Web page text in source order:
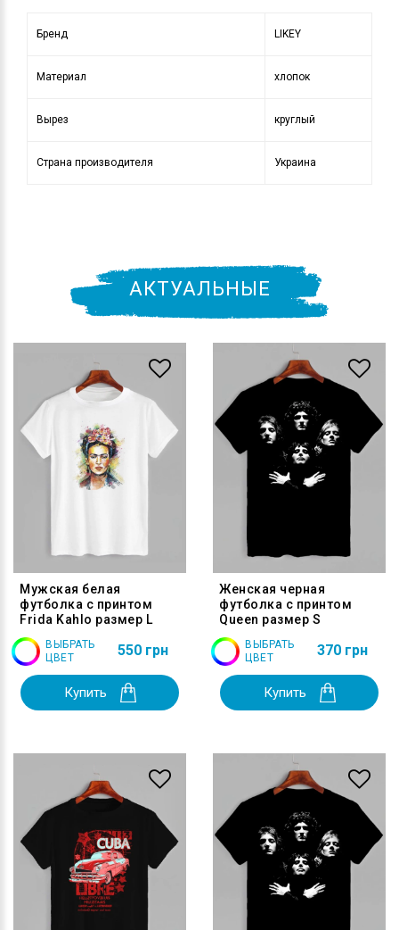
Бренд LIKEY
Материал хлопок
Вырез круглый
Страна производителя Украина
АКТУАЛЬНЫЕ
Мужская белая
футболка с принтом
Frida Kahlo размер L
ВЫБРАТЬ
ЦВЕТ
550 грн
Купить
Женская черная
футболка с принтом
Queen размер S
ВЫБРАТЬ
ЦВЕТ
370 грн
Купить